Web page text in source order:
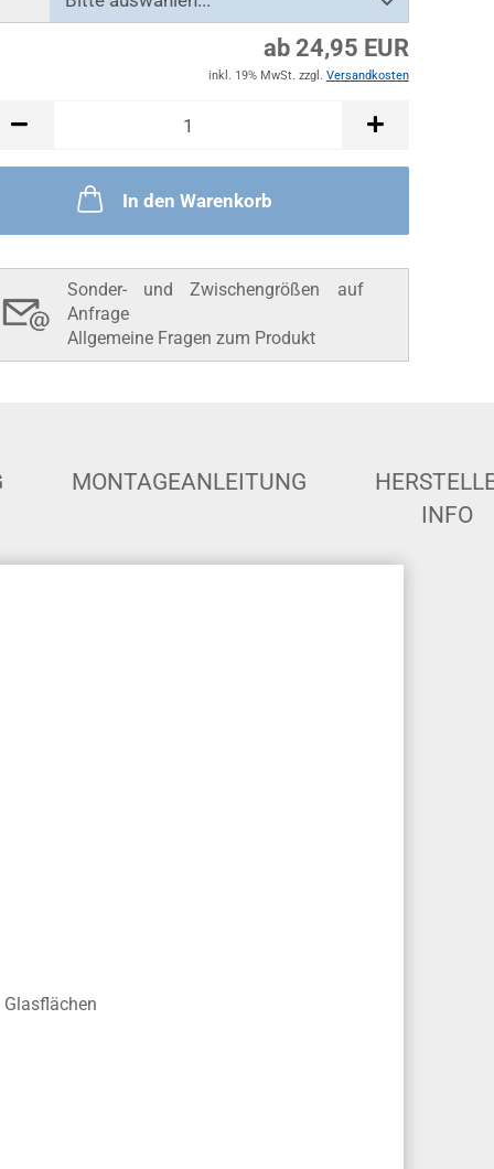
ab 24,95 EUR
inkl. 19% MwSt. zzgl. Versandkosten
In den Warenkorb
Sonder- und Zwischengrößen auf
Anfrage
Allgemeine Fragen zum Produkt
MONTAGEANLEITUNG
INFO